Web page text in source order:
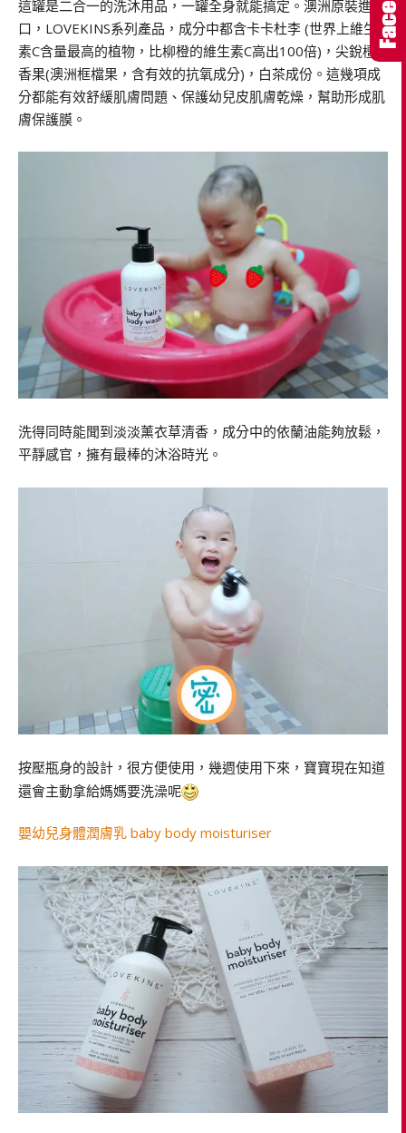
這罐是二合一的洗沐用品，一罐全身就能搞定。澳洲原裝進
口，LOVEKINS系列產品，成分中都含卡卡杜李 (世界上維生
素C含量最高的植物，比柳橙的維生素C高出100倍)，尖銳檀
香果(澳洲框檔果，含有效的抗氧成分)，白茶成份。這幾項成
分都能有效舒緩肌膚問題、保護幼兒皮肌膚乾燥，幫助形成肌
膚保護膜。
洗得同時能聞到淡淡薰衣草清香，成分中的依蘭油能夠放鬆，
平靜感官，擁有最棒的沐浴時光。
按壓瓶身的設計，很方便使用，幾週使用下來，寶寶現在知道
還會主動拿給媽媽要洗澡呢
嬰幼兒身體潤膚乳 baby body moisturiser